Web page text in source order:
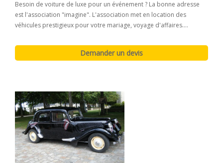
Besoin de voiture de luxe pour un événement ? La bonne adresse
est l'association "imagine". L'association met en location des
véhicules prestigieux pour votre mariage, voyage d'affaires....